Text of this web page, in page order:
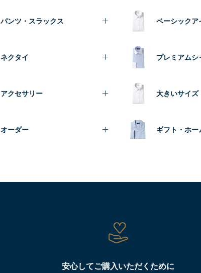
パンツ・スラックス
ネクタイ
アクセサリー
オーダー
ベーシックア
プレミアムシ
大きいサイズ
ギフト・ホー
安心してご購入いただくために